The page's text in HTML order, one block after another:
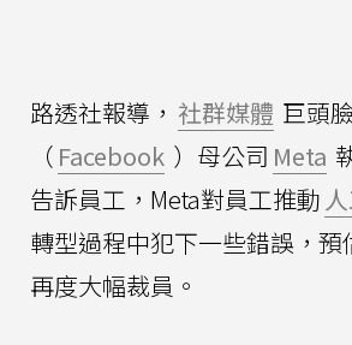
路透社報導， 社群媒體 巨頭
（ Facebook ）母公司 Meta
告訴員工，Meta對員工推動
轉型過程中犯下一些錯誤，預
再度大幅裁員。